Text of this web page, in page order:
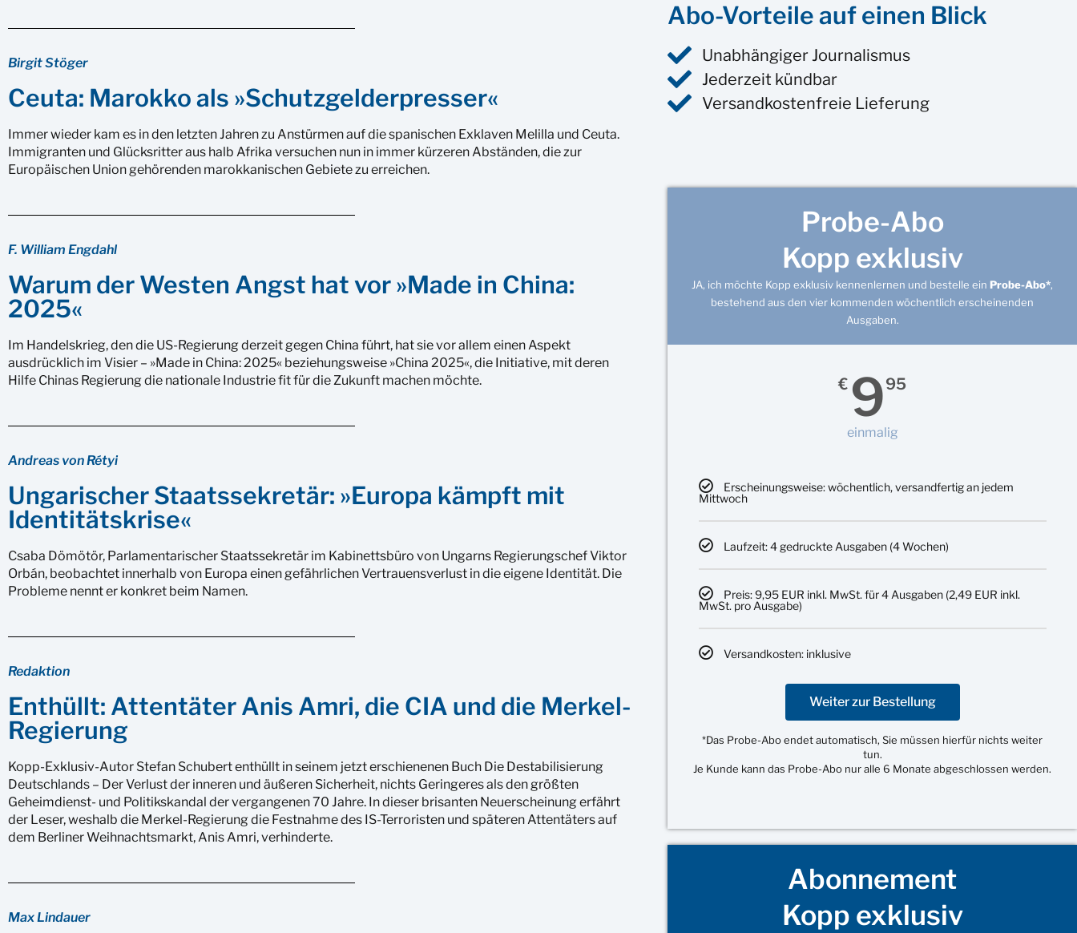
Birgit Stöger
Ceuta: Marokko als »Schutzgelderpresser«
Immer wieder kam es in den letzten Jahren zu Anstürmen auf die spanischen Exklaven Melilla und Ceuta.
Immigranten und Glücksritter aus halb Afrika versuchen nun in immer kürzeren Abständen, die zur
Europäischen Union gehörenden marokkanischen Gebiete zu erreichen.
F. William Engdahl
Warum der Westen Angst hat vor »Made in China:
2025«
Im Handelskrieg, den die US-Regierung derzeit gegen China führt, hat sie vor allem einen Aspekt
ausdrücklich im Visier – »Made in China: 2025« beziehungsweise »China 2025«, die Initiative, mit deren
Hilfe Chinas Regierung die nationale Industrie fit für die Zukunft machen möchte.
Andreas von Rétyi
Ungarischer Staatssekretär: »Europa kämpft mit
Identitätskrise«
Csaba Dömötör, Parlamentarischer Staatssekretär im Kabinettsbüro von Ungarns Regierungschef Viktor
Orbán, beobachtet innerhalb von Europa einen gefährlichen Vertrauensverlust in die eigene Identität. Die
Probleme nennt er konkret beim Namen.
Redaktion
Enthüllt: Attentäter Anis Amri, die CIA und die Merkel-
Regierung
Kopp-Exklusiv-Autor Stefan Schubert enthüllt in seinem jetzt erschienenen Buch Die Destabilisierung
Deutschlands – Der Verlust der inneren und äußeren Sicherheit, nichts Geringeres als den größten
Geheimdienst- und Politikskandal der vergangenen 70 Jahre. In dieser brisanten Neuerscheinung erfährt
der Leser, weshalb die Merkel-Regierung die Festnahme des IS-Terroristen und späteren Attentäters auf
dem Berliner Weihnachtsmarkt, Anis Amri, verhinderte.
Max Lindauer
Abo-Vorteile auf einen Blick
Unabhängiger Journalismus
Jederzeit kündbar
Versandkostenfreie Lieferung
Probe-Abo
Kopp exklusiv
JA, ich möchte Kopp exklusiv kennenlernen und bestelle einProbe-Abo*,
bestehend aus den vier kommenden wöchentlich erscheinenden
Ausgaben.
€ 995
einmalig
Erscheinungsweise: wöchentlich, versandfertig an jedem
Mittwoch
Laufzeit: 4 gedruckte Ausgaben (4 Wochen)
Preis: 9,95 EUR inkl. MwSt. für 4 Ausgaben (2,49 EUR inkl.
MwSt. pro Ausgabe)
Versandkosten: inklusive
Weiter zur Bestellung
*Das Probe-Abo endet automatisch, Sie müssen hierfür nichts weiter
tun.
Je Kunde kann das Probe-Abo nur alle 6 Monate abgeschlossen werden.
Abonnement
Kopp exklusiv